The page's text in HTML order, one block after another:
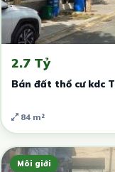
2.7 Tỷ
Bán đất thổ cư kdc
84 m²
Môi giới